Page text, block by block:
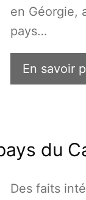
en Géorgie,
pays…
En savoir
du
Des faits